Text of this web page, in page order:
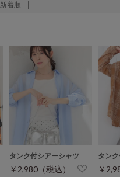
新着順
タンク付シアーシャツ
￥2,980（税込）
タン
￥